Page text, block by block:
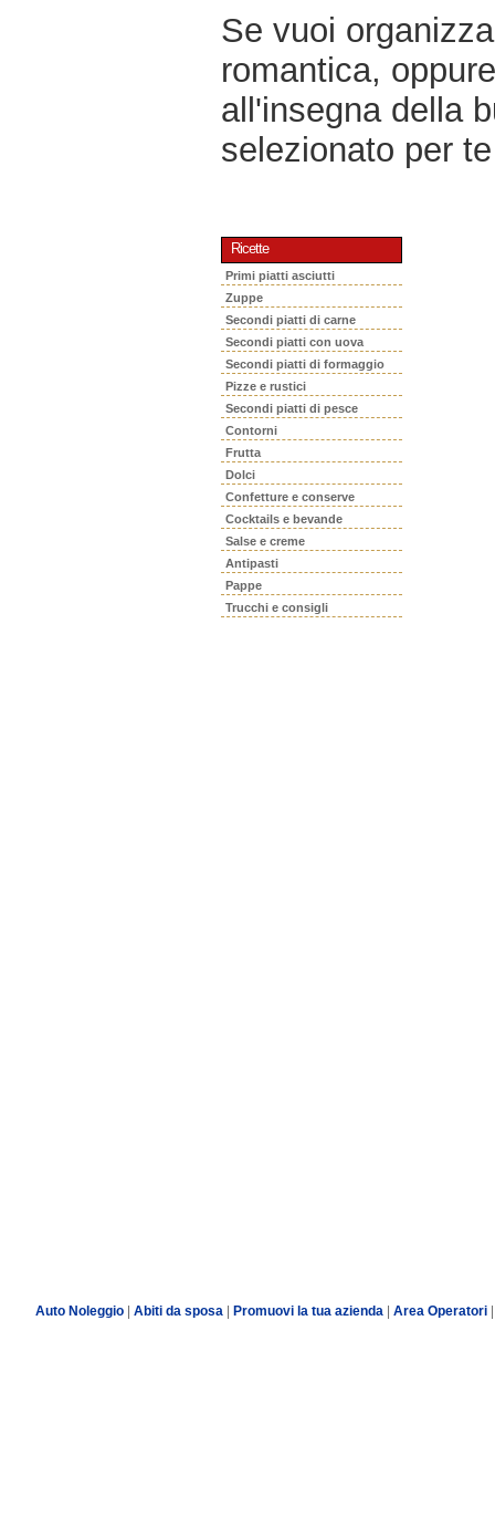
Se vuoi
romantica,
all'insegna della
selezionato per
Ricette
Primi piatti asciutti
Zuppe
Secondi piatti di carne
Secondi piatti con uova
Secondi piatti di formaggio
Pizze e rustici
Secondi piatti di pesce
Contorni
Frutta
Dolci
Confetture e conserve
Cocktails e bevande
Salse e creme
Antipasti
Pappe
Trucchi e consigli
Auto Noleggio| Abiti da sposa| Promuovi la tua azienda Area Operatori